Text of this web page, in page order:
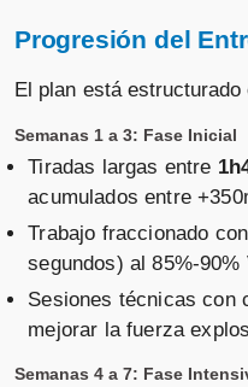
Progresión del
El plan está
Semanas 1 a 3: Fase Inicial
Tiradas largas entre
acumulados entre
Trabajo fraccionado
segundos) al 85%-90%
Sesiones técnicas con
mejorar la fuerza
Semanas 4 a 7: Fase